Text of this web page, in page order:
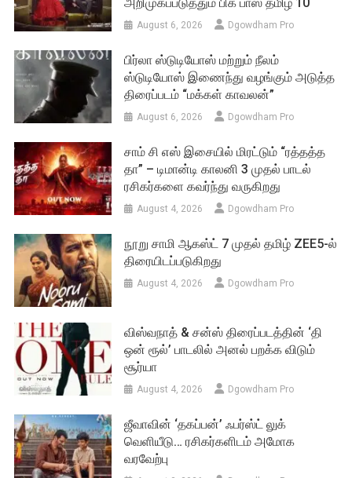
August 6, 2026 Dgowdham Pro
பிர்லா ஸ்டுடியோஸ் மற்றும் நீலம்
ஸ்டுடியோஸ் இணைந்து வழங்கும் அடுத்த
திரைப்படம் “மக்கள் காவலன்”
August 6, 2026 Dgowdham Pro
சாம் சி எஸ் இசையில் மிரட்டும் “ரத்தத்த
தா” – டிமான்டி காலனி 3 முதல் பாடல்
ரசிகர்களை கவர்ந்து வருகிறது
August 4, 2026 Dgowdham Pro
நூறு சாமி ஆகஸ்ட் 7 முதல் தமிழ் ZEE5-ல்
திரையிடப்படுகிறது
August 4, 2026 Dgowdham Pro
விஸ்வநாத் & சன்ஸ் திரைப்படத்தின் ‘தி
ஒன் ரூல்’ பாடலில் அனல் பறக்க விடும்
சூர்யா
August 4, 2026 Dgowdham Pro
ஜீவாவின் ‘தகப்பன்’ ஃபர்ஸ்ட் லுக்
வெளியீடு… ரசிகர்களிடம் அமோக
வரவேற்பு